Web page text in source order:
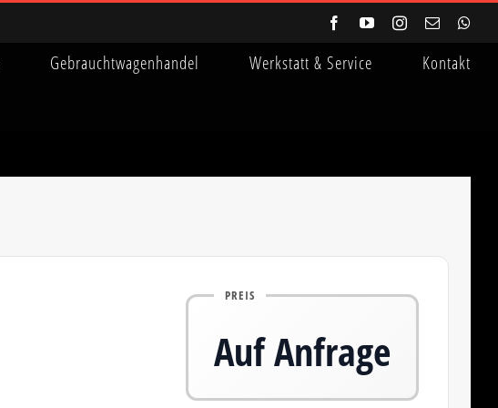
FacebookYouTubeInstagram
E-
Gebrauchtwagenhandel Werkstatt & Service Kontakt
PREIS
Auf Anfrage